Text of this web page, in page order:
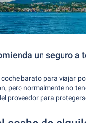
un seguro a
coche barato para viajar
pero normalmente no
proveedor para